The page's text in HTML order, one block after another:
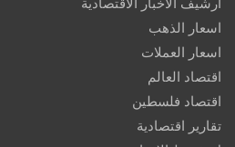
اسعار الذهب
اسعار العملات
اقتصاد العالم
اقتصاد فلسطين
تقارير اقتصادية